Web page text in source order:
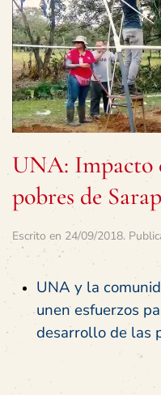
UNA: Impacto
pobres de
Escrito en 24/09/2018.
UNA y la
unen esfuerzos
desarrollo de las